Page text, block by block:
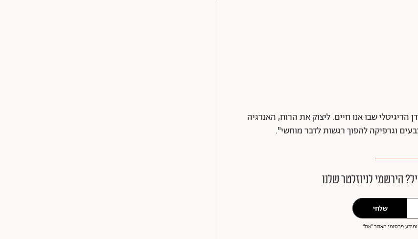
שבו אנו חיים. ליצוק את הרוח, האנרגיה
וגרפיקה להפוך רגשות לדבר מוחשי".
הירשמי לניוזלטר שלנו
שלחי
פרסומי מאתר ״את״